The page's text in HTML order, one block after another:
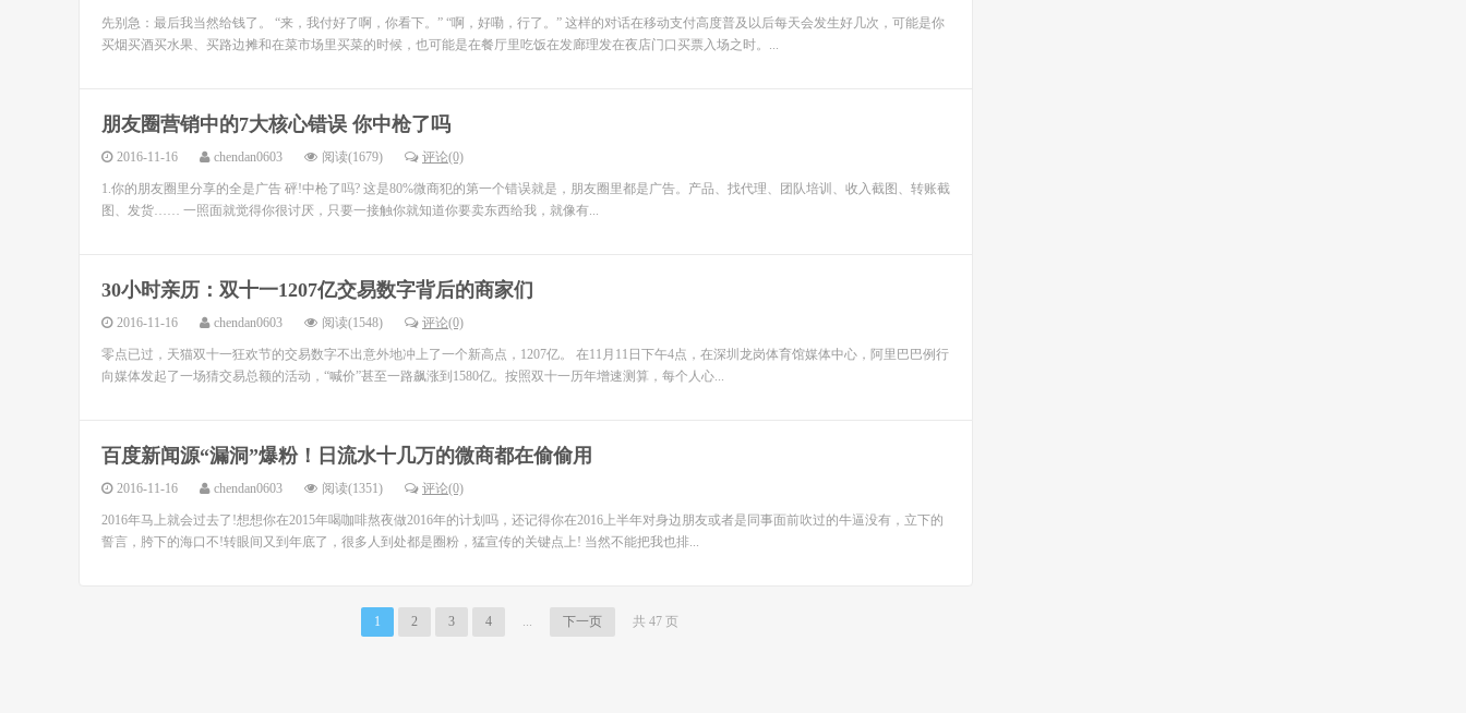
先别急：最后我当然给钱了。 “来，我付好了啊，你看下。” “啊，好嘞，行了。” 这样的对话在移动支付高度普及以后每天会发生好几次，可能是你
买烟买酒买水果、买路边摊和在菜市场里买菜的时候，也可能是在餐厅里吃饭在发廊理发在夜店门口买票入场之时。...
朋友圈营销中的7大核心错误 你中枪了吗
2016-11-16 chendan0603 阅读(1679) 评论(0)
1.你的朋友圈里分享的全是广告 砰!中枪了吗? 这是80%微商犯的第一个错误就是，朋友圈里都是广告。产品、找代理、团队培训、收入截图、转账截
图、发货…… 一照面就觉得你很讨厌，只要一接触你就知道你要卖东西给我，就像有...
30小时亲历：双十一1207亿交易数字背后的商家们
2016-11-16 chendan0603 阅读(1548) 评论(0)
零点已过，天猫双十一狂欢节的交易数字不出意外地冲上了一个新高点，1207亿。 在11月11日下午4点，在深圳龙岗体育馆媒体中心，阿里巴巴例行
向媒体发起了一场猜交易总额的活动，“喊价”甚至一路飙涨到1580亿。按照双十一历年增速测算，每个人心...
百度新闻源“漏洞”爆粉！日流水十几万的微商都在偷偷用
2016-11-16 chendan0603 阅读(1351) 评论(0)
2016年马上就会过去了!想想你在2015年喝咖啡熬夜做2016年的计划吗，还记得你在2016上半年对身边朋友或者是同事面前吹过的牛逼没有，立下的
誓言，胯下的海口不!转眼间又到年底了，很多人到处都是圈粉，猛宣传的关键点上! 当然不能把我也排...
1 2 3 4 ... 下一页 共 47 页